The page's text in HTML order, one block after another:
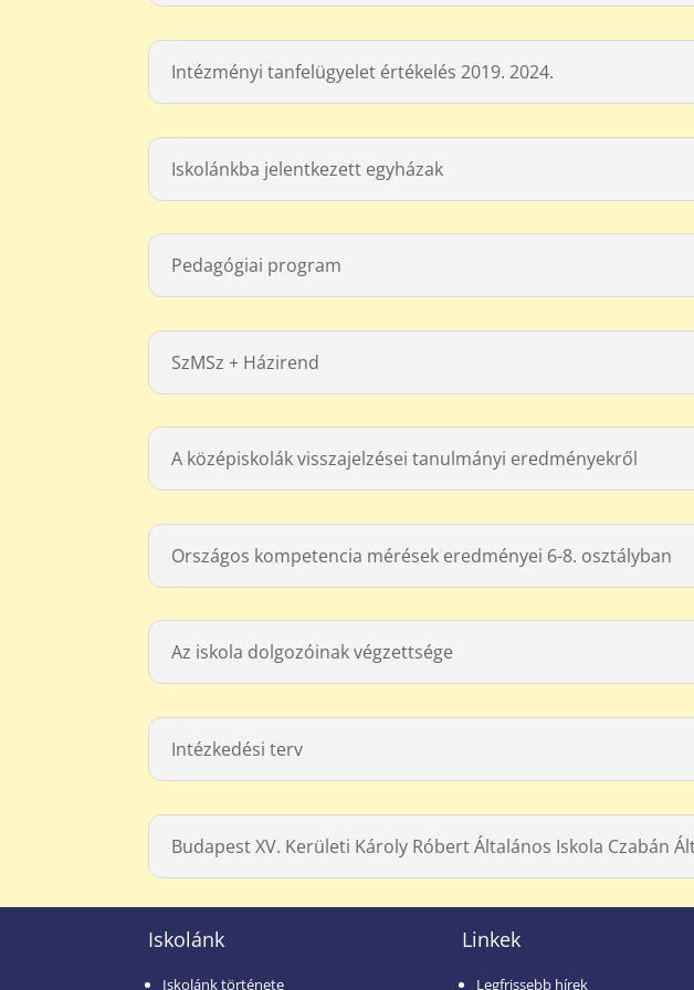
Intézményi tanfelügyelet értékelés 2019. 2024.
Iskolánkba jelentkezett egyházak
Pedagógiai program
SzMSz + Házirend
A középiskolák visszajelzései tanulmányi eredményekről
Országos kompetencia mérések eredményei 6-8. osztályban
Az iskola dolgozóinak végzettsége
Intézkedési terv
Budapest XV. Kerületi Károly Róbert Általános Iskola Czabán
Iskolánk
Iskolánk története
Linkek
Legfrissebb hírek